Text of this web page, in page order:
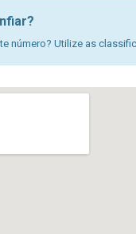
número? Utilize as